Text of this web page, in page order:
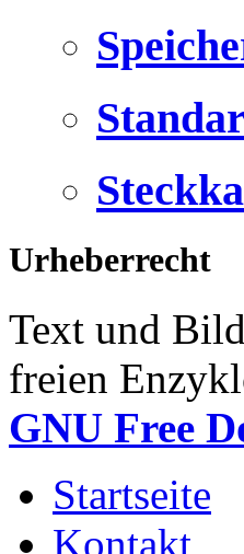
Urheberrecht
Text und
freien
GNU Free
Startseite
Kontakt